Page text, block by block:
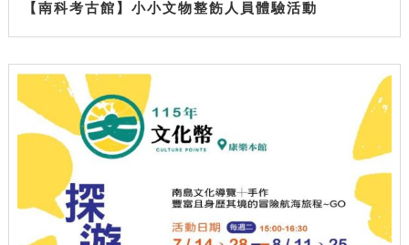
【南科考古館】小小文物整飭人員體驗活動